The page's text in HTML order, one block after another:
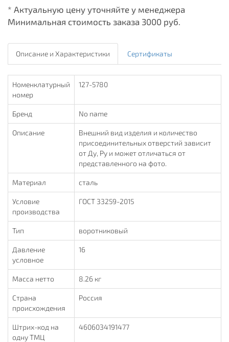
* Актуальную цену уточняйте у менеджера
Минимальная стоимость заказа 3000 руб.
Описание и Характеристики Сертификаты
Номенклатурный
номер
127-5780
Бренд No name
Описание
Внешний вид изделия и количество
присоединительных отверстий зависит
от Ду, Ру и может отличаться от
представленного на фото.
Материал сталь
Условие
производства
ГОСТ 33259-2015
Тип воротниковый
Давление
условное
16
Масса нетто 8.26 кг
Страна
происхождения
Россия
Штрих-код на
одну ТМЦ
4606034191477